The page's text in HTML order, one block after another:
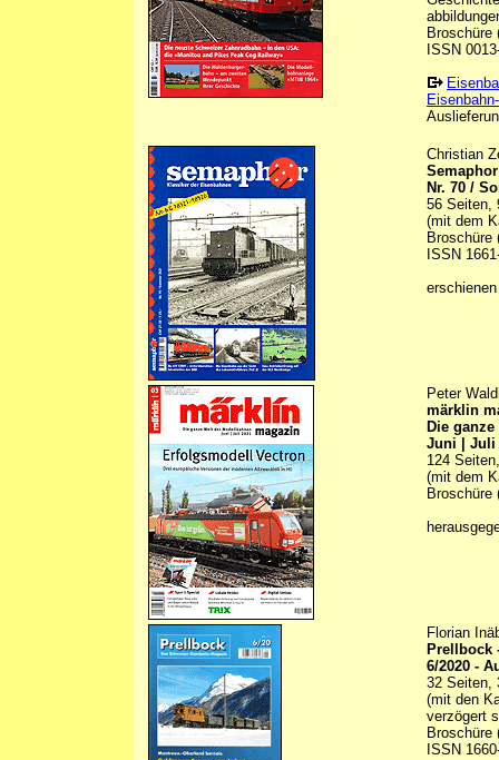
Broschüre
ISSN
Christian
Nr. 70 /
56 Seiten,
(mit dem
Broschüre
ISSN
Peter
märklin
Die
Juni | Juli
124
(mit dem
Broschüre
Florian
Prellbock
6/2020 -
32 Seiten,
(mit den
verzögert
Broschüre
ISSN